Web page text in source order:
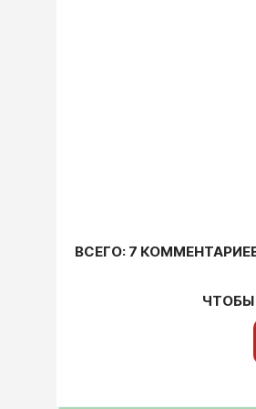
ВСЕГО: 7